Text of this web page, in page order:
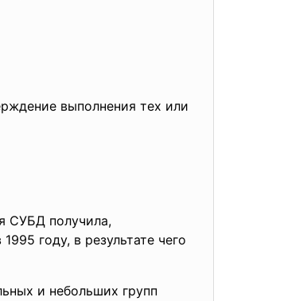
выполнения тех или
СУБД получила,
году, в результате чего
и небольших групп